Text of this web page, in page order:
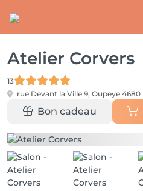
Atelier Corvers
13
rue Devant la Ville 9, Oupeye 4680
Bon cadeau